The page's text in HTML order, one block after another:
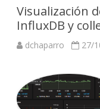
Visualización
InfluxDB y
dchaparro 27/